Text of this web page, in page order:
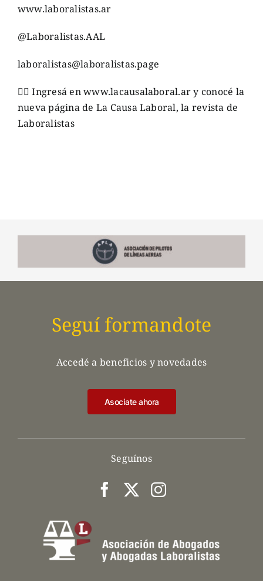
www.laboralistas.ar
@Laboralistas.AAL
laboralistas@laboralistas.page
👉🏼 Ingresá enwww.lacausalaboral.ary conocé la
nueva página de La Causa Laboral, la revista de
Laboralistas
Seguínos
Seguí formandote
Accedé a beneficios y novedades
Asociate ahora